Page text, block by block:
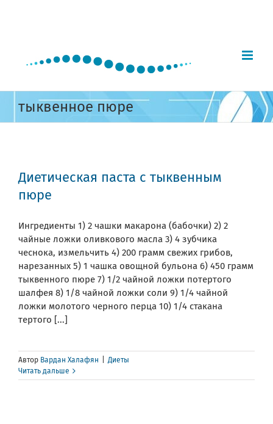
тыквенное пюре
Диетическая паста с тыквенным
пюре
Ингредиенты 1) 2 чашки макарона (бабочки) 2) 2
чайные ложки оливкового масла 3) 4 зубчика
чеснока, измельчить 4) 200 грамм свежих грибов,
нарезанных 5) 1 чашка овощной бульона 6) 450 грамм
тыквенного пюре 7) 1/2 чайной ложки потертого
шалфея 8) 1/8 чайной ложки соли 9) 1/4 чайной
ложки молотого черного перца 10) 1/4 стакана
тертого [...]
Автор Вардан Халафян
Диеты
Читать дальше